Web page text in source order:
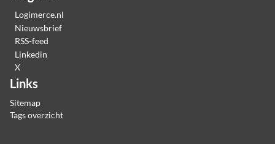
Logimerce.nl
Nieuwsbrief
RSS-feed
Linkedin
X
Links
Sitemap
Tags overzicht